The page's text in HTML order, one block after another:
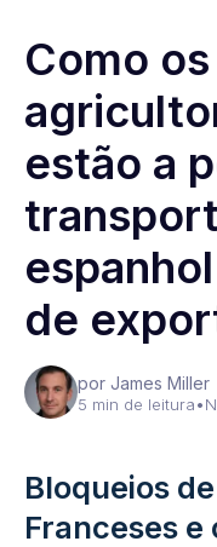
Como
estão a
de
por James Miller
5 min de leitura•
Bloqueios
Franceses e